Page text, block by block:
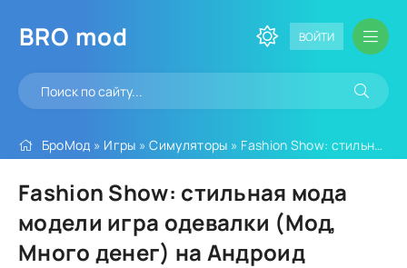
BRO mod ВОЙТИ
БроМод » Игры »Симуляторы » Fashion Show: стильная мода модели игра одевалки (Мод, Много денег)
Fashion Show: стильная мода
модели игра одевалки (Мод,
Много денег) на Андроид